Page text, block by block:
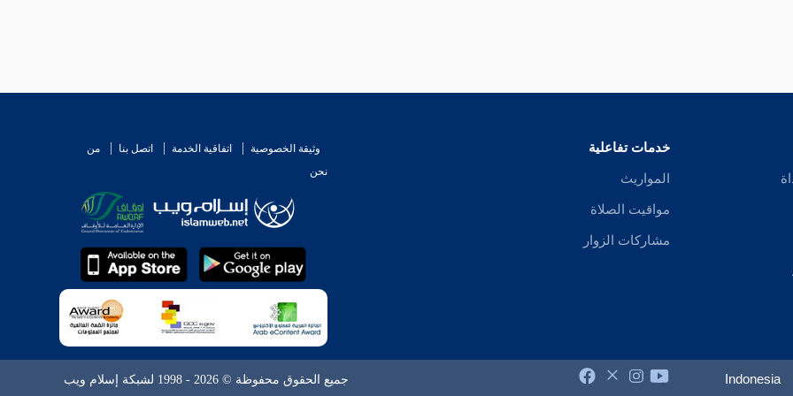
خدمات تفاعلية
المواريث
مواقيت الصلاة
مشاركات الزوار
وثيقة الخصوصية اتفاقية الخدمة اتصل بنا
من
نحن
Indonesia جميع الحقوق محفوظة © 2026 - 1998 لشبكة إسلام ويب